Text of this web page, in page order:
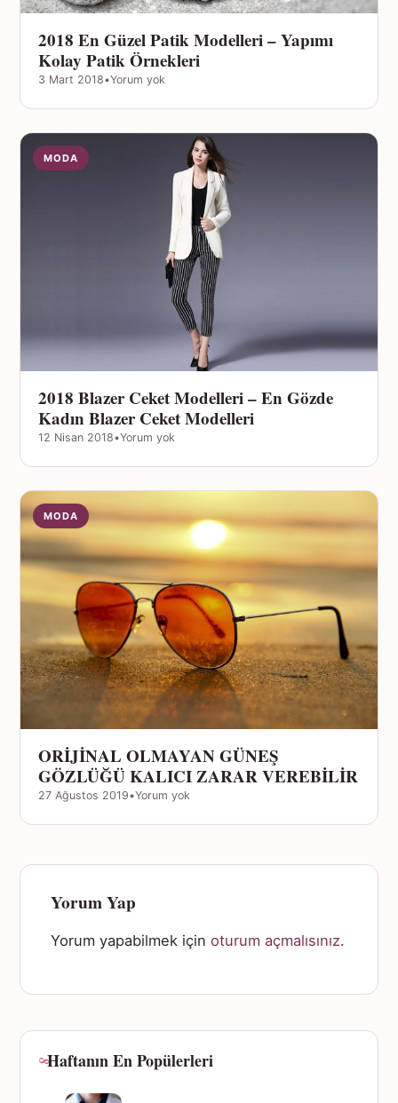
2018 En Güzel Patik Modelleri – Yapımı
Kolay Patik Örnekleri
3 Mart 2018•Yorum yok
MODA
2018 Blazer Ceket Modelleri – En Gözde
Kadın Blazer Ceket Modelleri
12 Nisan 2018•Yorum yok
MODA
ORİJİNAL OLMAYAN GÜNEŞ
GÖZLÜĞÜ KALICI ZARAR VEREBİLİR
27 Ağustos 2019•Yorum yok
Yorum Yap
Yorum yapabilmek için oturum açmalısınız.
Haftanın En Popülerleri